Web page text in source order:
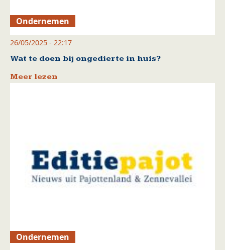
Ondernemen
26/05/2025 - 22:17
Wat te doen bij ongedierte in huis?
Meer lezen
Ondernemen